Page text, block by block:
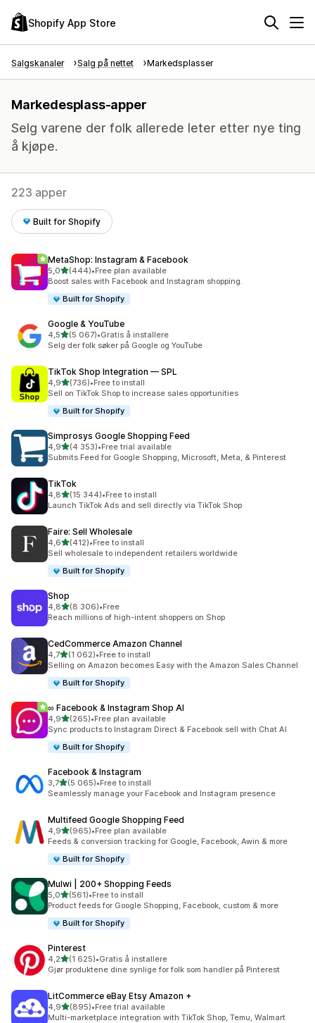
Shopify App Store
Salgskanaler Salg på nettet Markedsplasser
Markedesplass-apper
Selg varene der folk allerede leter etter nye ting
å kjøpe.
223 apper
Built for Shopify
MetaShop: Instagram & Facebook
5,0av 5 stjerner
(444)
Totalt 444 omtaler
•Free plan available
Boost sales with Facebook and Instagram shopping.
Built for Shopify
Google & YouTube
4,5av 5 stjerner
(5 067)
Totalt 5067 omtaler
•Gratis å installere
Selg der folk søker på Google og YouTube
TikTok Shop Integration — SPL
4,9av 5 stjerner
(736)
Totalt 736 omtaler
•Free to install
Sell on TikTok Shop to increase sales opportunities
Built for Shopify
Simprosys Google Shopping Feed
4,9av 5 stjerner
(4 353)
Totalt 4353 omtaler
•Free trial available
Submits Feed for Google Shopping, Microsoft, Meta, & Pinterest
TikTok
4,8av 5 stjerner
(15 344)
Totalt 15344 omtaler
•Free to install
Launch TikTok Ads and sell directly via TikTok Shop
Faire: Sell Wholesale
4,6av 5 stjerner
(412)
Totalt 412 omtaler
•Free to install
Sell wholesale to independent retailers worldwide
Built for Shopify
Shop
4,8av 5 stjerner
(8 306)
Totalt 8306 omtaler
•Free
Reach millions of high-intent shoppers on Shop
CedCommerce Amazon Channel
4,7av 5 stjerner
(1 062)
Totalt 1062 omtaler
•Free to install
Selling on Amazon becomes Easy with the Amazon Sales Channel
Built for Shopify
∞ Facebook & Instagram Shop AI
4,9av 5 stjerner
(265)
Totalt 265 omtaler
•Free plan available
Sync products to Instagram Direct & Facebook sell with Chat AI
Built for Shopify
Facebook & Instagram
3,7av 5 stjerner
(5 065)
Totalt 5065 omtaler
•Free to install
Seamlessly manage your Facebook and Instagram presence
Multifeed Google Shopping Feed
4,9av 5 stjerner
(965)
Totalt 965 omtaler
•Free plan available
Feeds & conversion tracking for Google, Facebook, Awin & more
Built for Shopify
Mulwi | 200+ Shopping Feeds
5,0av 5 stjerner
(561)
Totalt 561 omtaler
•Free to install
Product feeds for Google Shopping, Facebook, custom & more
Built for Shopify
Pinterest
4,2av 5 stjerner
(1 625)
Totalt 1625 omtaler
•Gratis å installere
Gjør produktene dine synlige for folk som handler på Pinterest
LitCommerce eBay Etsy Amazon +
4,9av 5 stjerner
(895)
Totalt 895 omtaler
•Free trial available
Multi-marketplace integration with TikTok Shop, Temu, Walmart